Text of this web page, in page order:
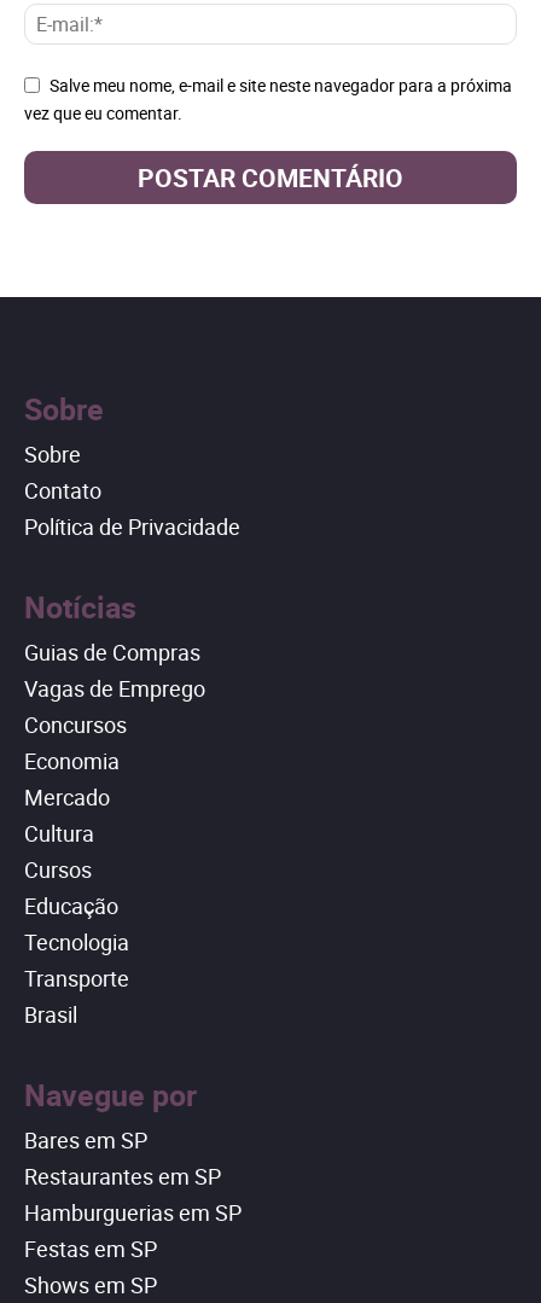
Salve meu nome, e-mail e site neste navegador para a próxima
vez que eu comentar.
Sobre
Sobre
Contato
Política de Privacidade
Notícias
Guias de Compras
Vagas de Emprego
Concursos
Economia
Mercado
Cultura
Cursos
Educação
Tecnologia
Transporte
Brasil
Navegue por
Bares em SP
Restaurantes em SP
Hamburguerias em SP
Festas em SP
Shows em SP